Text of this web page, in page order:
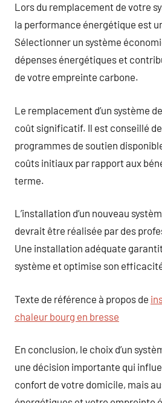
Lors du remplacement de votre
la performance énergétique est
Sélectionner un système
dépenses énergétiques et
de votre empreinte carbone.
Le remplacement d’un système
coût significatif. Il est conseillé
programmes de soutien
coûts initiaux par rapport aux
terme.
L’installation d’un nouveau
devrait être réalisée par des
Une installation adéquate
système et optimise son
Texte de référence à propos de
chaleur bourg en bresse
En conclusion, le choix d’un
une décision importante qui
confort de votre domicile, mais